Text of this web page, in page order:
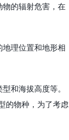
的辐射危害，在
理位置和地形相
和海拔高度等。
的物种，为了考虑